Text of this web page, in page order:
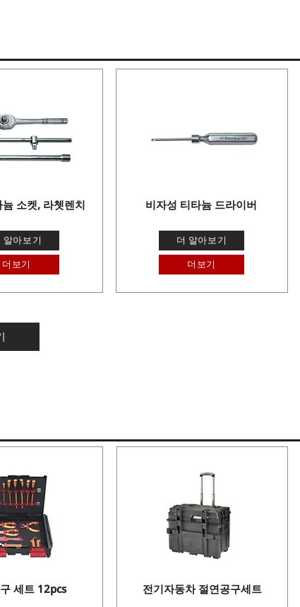
소켓, 라쳇렌치
알아보기
더보기
비자성 티타늄 드라이버
더 알아보기
더보기
세트 12pcs 전기자동차 절연공구세트